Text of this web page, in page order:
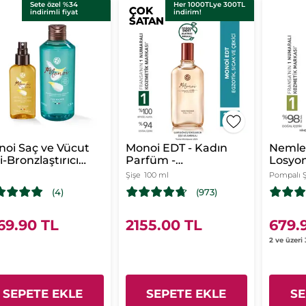
Sete özel %34
indirimli fiyat
Saç ve Vücut
Bronzlaştırıcı
Yağı 125 ml &
ve Vücut
400 ml
(4)
TL
SEPETE EKLE
ÇOK
SATAN
ÇOK
SATAN
Her 1000TLye 300TL
indirim!
Monoi EDT - Kadın
Parfüm -
Egzotik,Sıcak ve
Çekici - Monoi de
Tahiti-Vegan
Şişe 100 ml
(973)
2155.00 TL
SEPETE EKLE
Monoi
Vegan
Pompalı
2 ve üzeri